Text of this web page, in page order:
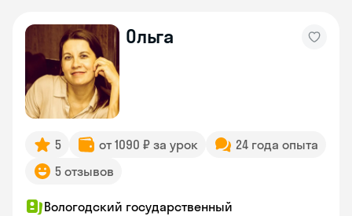
Ольга
5 от 1090 ₽ за урок
24 года опыта
5 отзывов
Вологодский государственный